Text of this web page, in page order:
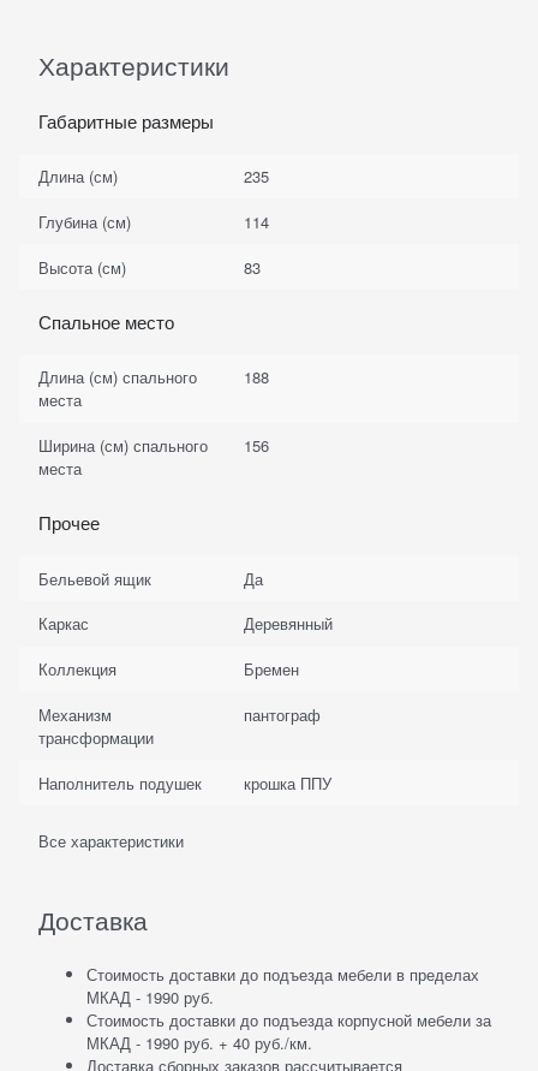
Характеристики
Габаритные размеры
Длина (см)
235
Глубина (см)
114
Высота (см)
83
Спальное место
Длина (см) спального
места
188
Ширина (см) спального
места
156
Прочее
Бельевой ящик
Да
Каркас
Деревянный
Коллекция
Бремен
Механизм
трансформации
пантограф
Наполнитель подушек крошка ППУ
Все характеристики
Доставка
Стоимость доставки до подъезда мебели в пределах
МКАД - 1990 руб.
Стоимость доставки до подъезда корпусной мебели за
МКАД - 1990 руб. + 40 руб./км.
Доставка сборных заказов рассчитывается